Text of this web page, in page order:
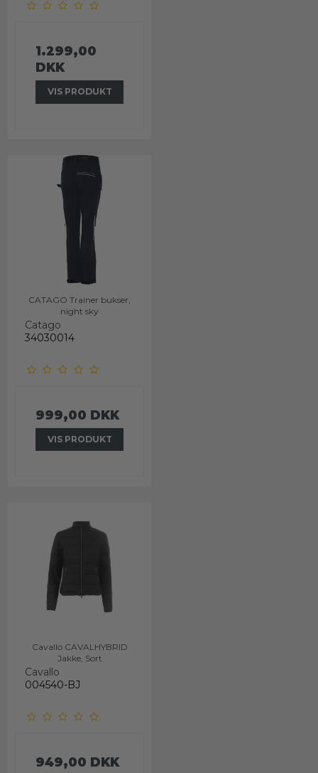
1.299,00
DKK
VIS PRODUKT
CATAGO Trainer bukser,
night sky
Catago
34030014
999,00 DKK
VIS PRODUKT
Cavallo CAVALHYBRID
Jakke, Sort
Cavallo
004540-BJ
949,00 DKK